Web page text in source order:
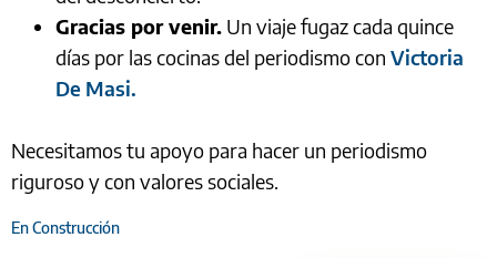
Gracias por venir. Un viaje fugaz cada quince
días por las cocinas del periodismo con Victoria
De Masi.
Necesitamos tu apoyo para hacer un periodismo
riguroso y con valores sociales.
En Construcción